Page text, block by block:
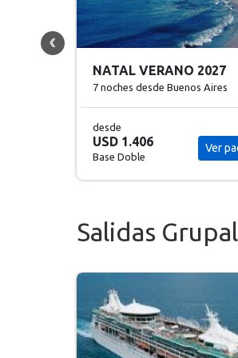
8 noches desde Buenos Aires
USD 1.411
Base Doble
Ver
Salidas